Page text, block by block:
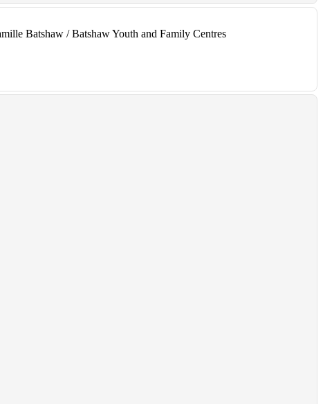
Batshaw / Batshaw Youth and Family Centres